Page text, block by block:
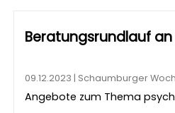
Beratungsrundlauf an
09.12.2023 | Schaumburger
Angebote zum Thema